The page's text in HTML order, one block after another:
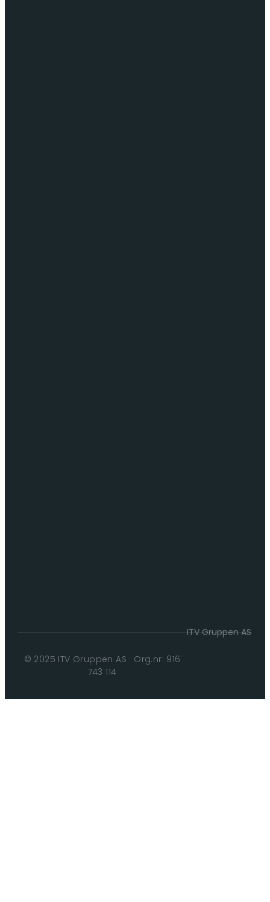
© 2025 ITV Gruppen AS · Org.nr: 916
743 114
ITV Gruppen AS